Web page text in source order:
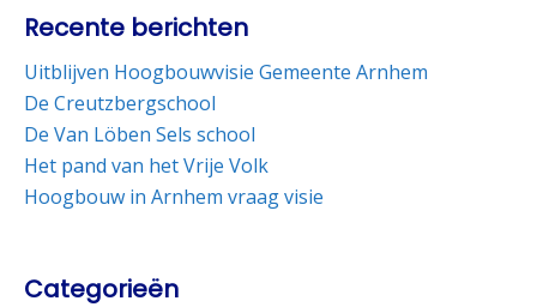
Recente berichten
Uitblijven Hoogbouwvisie Gemeente Arnhem
De Creutzbergschool
De Van Löben Sels school
Het pand van het Vrije Volk
Hoogbouw in Arnhem vraag visie
Categorieën